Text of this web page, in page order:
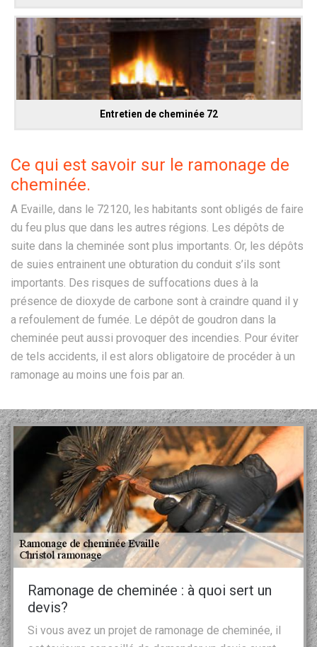
Entretien de cheminée 72
Ce qui est savoir sur le ramonage de
cheminée.
A Evaille, dans le 72120, les habitants sont obligés de faire
du feu plus que dans les autres régions. Les dépôts de
suite dans la cheminée sont plus importants. Or, les dépôts
de suies entrainent une obturation du conduit s’ils sont
importants. Des risques de suffocations dues à la
présence de dioxyde de carbone sont à craindre quand il y
a refoulement de fumée. Le dépôt de goudron dans la
cheminée peut aussi provoquer des incendies. Pour éviter
de tels accidents, il est alors obligatoire de procéder à un
ramonage au moins une fois par an.
Ramonage de cheminée : à quoi sert un
devis?
Si vous avez un projet de ramonage de cheminée, il